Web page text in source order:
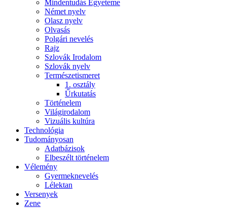
Mindentudás Egyeteme
Német nyelv
Olasz nyelv
Olvasás
Polgári nevelés
Rajz
Szlovák Irodalom
Szlovák nyelv
Természetismeret
1. osztály
Űrkutatás
Történelem
Világirodalom
Vizuális kultúra
Technológia
Tudományosan
Adatbázisok
Elbeszélt történelem
Vélemény
Gyermeknevelés
Lélektan
Versenyek
Zene